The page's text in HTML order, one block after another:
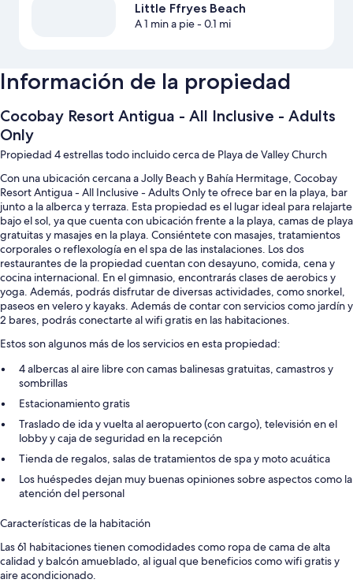
Little Ffryes Beach
A 1 min a pie- 0.1 mi
Información de la propiedad
Cocobay Resort Antigua - All Inclusive - Adults
Only
Propiedad 4 estrellas todo incluido cerca de Playa de Valley Church
Con una ubicación cercana a Jolly Beach y Bahía Hermitage, Cocobay
Resort Antigua - All Inclusive - Adults Only te ofrece bar en la playa, bar
junto a la alberca y terraza. Esta propiedad es el lugar ideal para relajarte
bajo el sol, ya que cuenta con ubicación frente a la playa, camas de playa
gratuitas y masajes en la playa. Consiéntete con masajes, tratamientos
corporales o reflexología en el spa de las instalaciones. Los dos
restaurantes de la propiedad cuentan con desayuno, comida, cena y
cocina internacional. En el gimnasio, encontrarás clases de aerobics y
yoga. Además, podrás disfrutar de diversas actividades, como snorkel,
paseos en velero y kayaks. Además de contar con servicios como jardín y
2 bares, podrás conectarte al wifi gratis en las habitaciones.
Estos son algunos más de los servicios en esta propiedad:
4 albercas al aire libre con camas balinesas gratuitas, camastros y
sombrillas
Estacionamiento gratis
Traslado de ida y vuelta al aeropuerto (con cargo), televisión en el
lobby y caja de seguridad en la recepción
Tienda de regalos, salas de tratamientos de spa y moto acuática
Los huéspedes dejan muy buenas opiniones sobre aspectos como la
atención del personal
Características de la habitación
Las 61 habitaciones tienen comodidades como ropa de cama de alta
calidad y balcón amueblado, al igual que beneficios como wifi gratis y
aire acondicionado.